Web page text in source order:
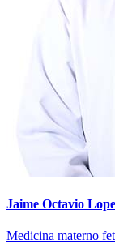
Jaime Octavio
Medicina materno